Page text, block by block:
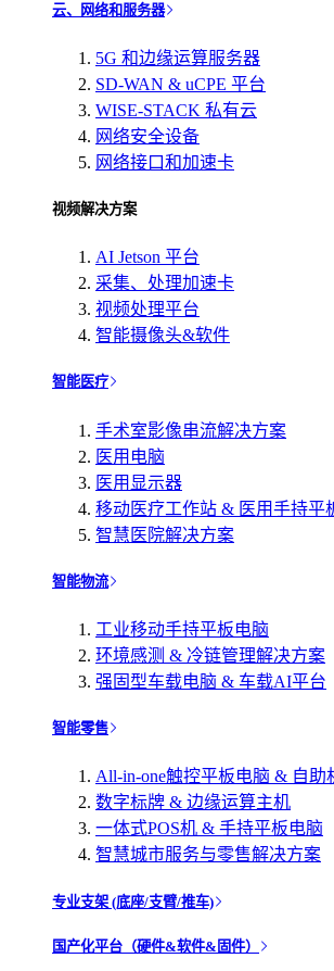
云、网络和服务器
5G 和边缘运算服务器
SD-WAN & uCPE 平台
WISE-STACK 私有云
网络安全设备
网络接口和加速卡
视频解决方案
AI Jetson 平台
采集、处理加速卡
视频处理平台
智能摄像头&软件
智能医疗
手术室影像串流解决方案
医用电脑
医用显示器
移动医疗工作站 & 医用手持平
智慧医院解决方案
智能物流
工业移动手持平板电脑
环境感测 & 冷链管理解决方案
强固型车载电脑 & 车载AI平台
智能零售
All-in-one触控平板电脑 & 自助
数字标牌 & 边缘运算主机
一体式POS机 & 手持平板电脑
智慧城市服务与零售解决方案
专业支架 (底座/支臂/推车)
国产化平台（硬件&软件&固件）